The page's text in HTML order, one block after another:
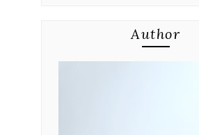
Author